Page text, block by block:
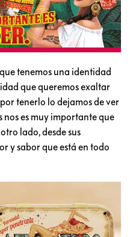
tenemos una identidad
que queremos exaltar
tenerlo lo dejamos de ver
es muy importante que
lado, desde sus
y sabor que está en todo